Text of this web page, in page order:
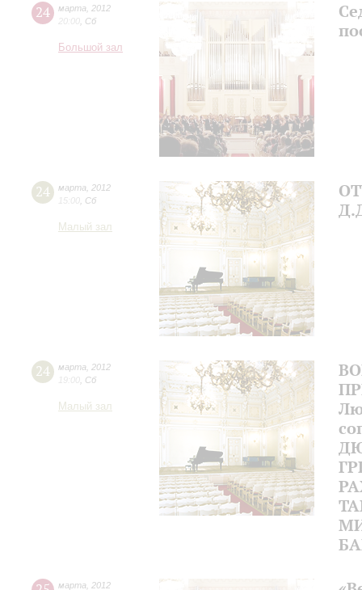
24 марта
2012
20:00 Сб
Большой зал
24 марта
2012
15:00 Сб
Малый зал
24 марта
2012
19:00 Сб
Малый зал
марта
2012